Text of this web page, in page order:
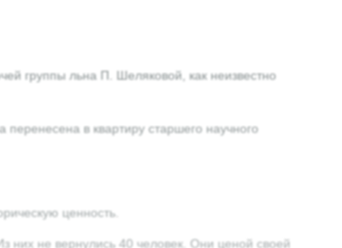
группы льна П. Шеляковой, как неизвестно
в квартиру старшего научного
ценность.
них не вернулись 40 человек. Они ценой своей